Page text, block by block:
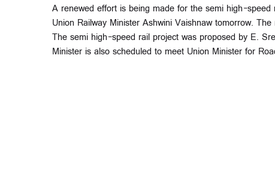
A renewed effort is being made for the semi high-
Union Railway Minister Ashwini Vaishnaw tomorrow.
The semi high-speed rail project was proposed by E.
Minister is also scheduled to meet Union Minister for